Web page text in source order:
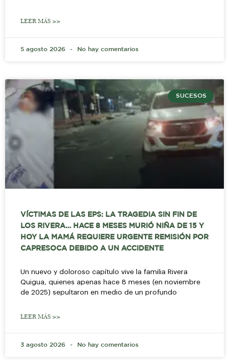
LEER MÁS >>
5 agosto 2026 No hay comentarios
SUCESOS
VÍCTIMAS DE LAS EPS: LA TRAGEDIA SIN FIN DE
LOS RIVERA… HACE 8 MESES MURIÓ NIÑA DE 15 Y
HOY LA MAMÁ REQUIERE URGENTE REMISIÓN POR
CAPRESOCA DEBIDO A UN ACCIDENTE
Un nuevo y doloroso capítulo vive la familia Rivera
Quigua, quienes apenas hace 8 meses (en noviembre
de 2025) sepultaron en medio de un profundo
LEER MÁS >>
3 agosto 2026 No hay comentarios